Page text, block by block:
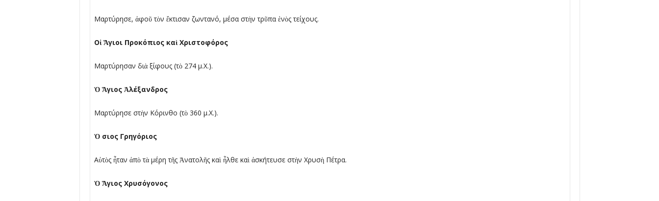
Μαρτύρησε, ἀφοῦ τὸν ἔκτισαν ζωντανό, µέσα στὴν τρῦπα ἑνὸς τείχους.
Οἱ Ἅγιοι Προκόπιος καὶΧριστοφόρος
Μαρτύρησαν διὰ ξίφους (τὸ 274 µ.Χ.).
Ὁ Ἅγιος Ἀλέξανδρος
Μαρτύρησε στὴν Κόρινθο (τὸ 360 µ.Χ.).
Ὁ σιος Γρηγόριος
Αὐτὸς ἦταν ἀπὸ τὰ µέρη τῆς Ἀνατολῆς καὶ ἦλθε καὶ ἀσκήτευσε στὴν Χρυσὴ Πέτρα.
Ὁ Ἅγιος Χρυσόγονος